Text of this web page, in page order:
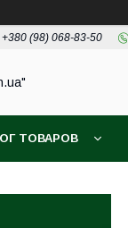
+380 (98) 068-83-50
ТОВАРОВ